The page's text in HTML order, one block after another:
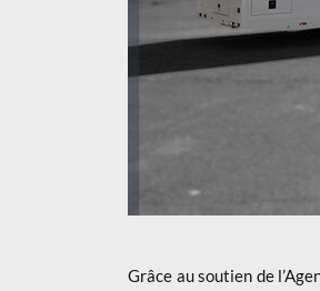
Grâce au soutien de